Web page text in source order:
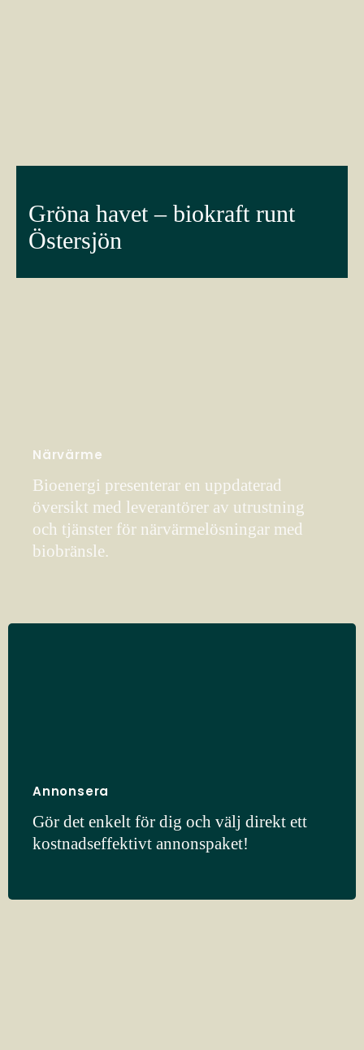
Gröna havet – biokraft runt
Östersjön
Närvärme
Bioenergi presenterar en uppdaterad
översikt med leverantörer av utrustning
och tjänster för närvärmelösningar med
biobränsle.
Annonsera
Gör det enkelt för dig och välj direkt ett
kostnadseffektivt annonspaket!